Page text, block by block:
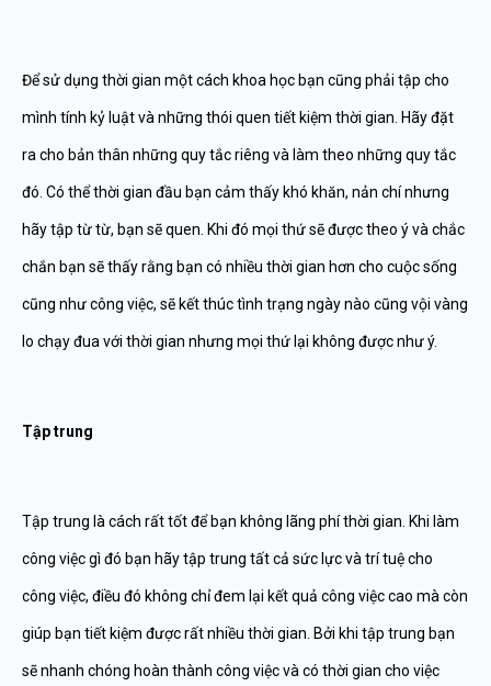
Để sử dụng thời gian một cách khoa học bạn cũng phải tập cho
mình tính kỷ luật và những thói quen tiết kiệm thời gian. Hãy đặt
ra cho bản thân những quy tắc riêng và làm theo những quy tắc
đó. Có thể thời gian đầu bạn cảm thấy khó khăn, nản chí nhưng
hãy tập từ từ, bạn sẽ quen. Khi đó mọi thứ sẽ được theo ý và chắc
chắn bạn sẽ thấy rằng bạn có nhiều thời gian hơn cho cuộc sống
cũng như công việc, sẽ kết thúc tình trạng ngày nào cũng vội vàng
lo chạy đua với thời gian nhưng mọi thứ lại không được như ý.
Tập trung
Tập trung là cách rất tốt để bạn không lãng phí thời gian. Khi làm
công việc gì đó bạn hãy tập trung tất cả sức lực và trí tuệ cho
công việc, điều đó không chỉ đem lại kết quả công việc cao mà còn
giúp bạn tiết kiệm được rất nhiều thời gian. Bởi khi tập trung bạn
sẽ nhanh chóng hoàn thành công việc và có thời gian cho việc